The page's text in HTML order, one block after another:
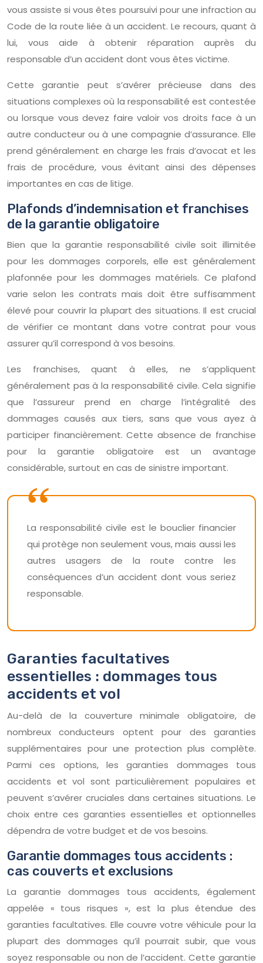
vous assiste si vous êtes poursuivi pour une infraction au
Code de la route liée à un accident. Le recours, quant à
lui, vous aide à obtenir réparation auprès du
responsable d’un accident dont vous êtes victime.
Cette garantie peut s’avérer précieuse dans des
situations complexes où la responsabilité est contestée
ou lorsque vous devez faire valoir vos droits face à un
autre conducteur ou à une compagnie d’assurance. Elle
prend généralement en charge les frais d’avocat et les
frais de procédure, vous évitant ainsi des dépenses
importantes en cas de litige.
Plafonds d’indemnisation et franchises
de la garantie obligatoire
Bien que la garantie responsabilité civile soit illimitée
pour les dommages corporels, elle est généralement
plafonnée pour les dommages matériels. Ce plafond
varie selon les contrats mais doit être suffisamment
élevé pour couvrir la plupart des situations. Il est crucial
de vérifier ce montant dans votre contrat pour vous
assurer qu’il correspond à vos besoins.
Les franchises, quant à elles, ne s’appliquent
généralement pas à la responsabilité civile. Cela signifie
que l’assureur prend en charge l’intégralité des
dommages causés aux tiers, sans que vous ayez à
participer financièrement. Cette absence de franchise
pour la garantie obligatoire est un avantage
considérable, surtout en cas de sinistre important.
La responsabilité civile est le bouclier financier
qui protège non seulement vous, mais aussi les
autres usagers de la route contre les
conséquences d’un accident dont vous seriez
responsable.
Garanties facultatives
essentielles : dommages tous
accidents et vol
Au-delà de la couverture minimale obligatoire, de
nombreux conducteurs optent pour des garanties
supplémentaires pour une protection plus complète.
Parmi ces options, les garanties dommages tous
accidents et vol sont particulièrement populaires et
peuvent s’avérer cruciales dans certaines situations. Le
choix entre ces garanties essentielles et optionnelles
dépendra de votre budget et de vos besoins.
Garantie dommages tous accidents :
cas couverts et exclusions
La garantie dommages tous accidents, également
appelée « tous risques », est la plus étendue des
garanties facultatives. Elle couvre votre véhicule pour la
plupart des dommages qu’il pourrait subir, que vous
soyez responsable ou non de l’accident. Cette garantie